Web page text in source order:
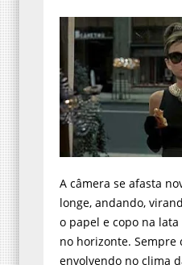
A câmera se afasta
longe, andando,
o papel e copo na
no horizonte. Sempre
envolvendo no clima